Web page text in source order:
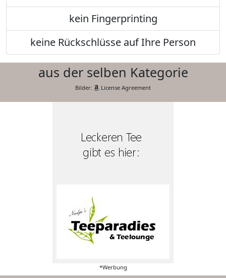
kein Fingerprinting
keine Rückschlüsse auf Ihre Person
aus der selben Kategorie
Bilder: License Agreement
*Werbung